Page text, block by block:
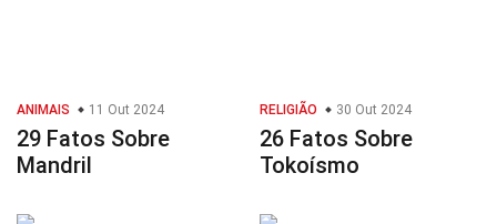
ANIMAIS 11 Out 2024
29 Fatos Sobre
Mandril
RELIGIÃO 30 Out 2024
26 Fatos Sobre
Tokoísmo